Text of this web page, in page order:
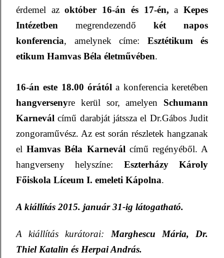
érdemel azoktóber 16-án és 17-én, aKepes
Intézetben megrendezendő két napos
konferencia, amelynek címe: Esztétikum és
etikum Hamvas Béla életművében.
16-án este 18.00 órától a konferencia keretében
hangversenyre kerül sor, amelyen Schumann
Karnevál című darabját játssza el Dr.Gábos Judit
zongoraművész. Az est során részletek hangzanak
elHamvas Béla Karnevál című regényéből. A
hangverseny helyszíne: Eszterházy Károly
Főiskola Líceum I. emeleti Kápolna.
A kiállítás 2015. január 31-ig látogatható.
A kiállítás kurátorai: Marghescu Mária, Dr.
Thiel Katalin és Herpai András.